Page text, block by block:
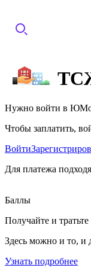
Нужно войти в
Чтобы заплатить,
Войти
Для платежа
Баллы
Получайте и
Здесь можно и то, и
Узнать подробнее